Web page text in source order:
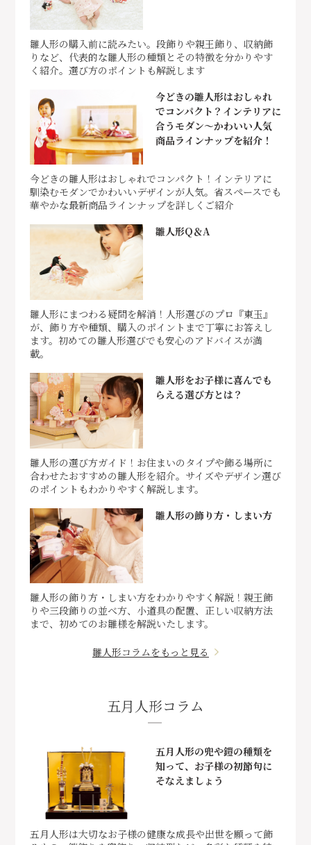
雛人形の購入前に読みたい。段飾りや親王飾り、収納飾
りなど、代表的な雛人形の種類とその特徴を分かりやす
く紹介。選び方のポイントも解説します
今どきの雛人形はおしゃれ
でコンパクト？インテリアに
合うモダン～かわいい人気
商品ラインナップを紹介！
今どきの雛人形はおしゃれでコンパクト！インテリアに
馴染むモダンでかわいいデザインが人気。省スペースでも
華やかな最新商品ラインナップを詳しくご紹介
雛人形Q＆A
雛人形にまつわる疑問を解消！人形選びのプロ『東玉』
が、飾り方や種類、購入のポイントまで丁寧にお答えし
ます。初めての雛人形選びでも安心のアドバイスが満
載。
雛人形をお子様に喜んでも
らえる選び方とは？
雛人形の選び方ガイド！お住まいのタイプや飾る場所に
合わせたおすすめの雛人形を紹介。サイズやデザイン選び
のポイントもわかりやすく解説します。
雛人形の飾り方・しまい方
雛人形の飾り方・しまい方をわかりやすく解説！親王飾
りや三段飾りの並べ方、小道具の配置、正しい収納方法
まで、初めてのお雛様を解説いたします。
雛人形コラムをもっと見る
五月人形コラム
五月人形の兜や鎧の種類を
知って、お子様の初節句に
そなえましょう
五月人形は大切なお子様の健康な成長や出世を願って飾